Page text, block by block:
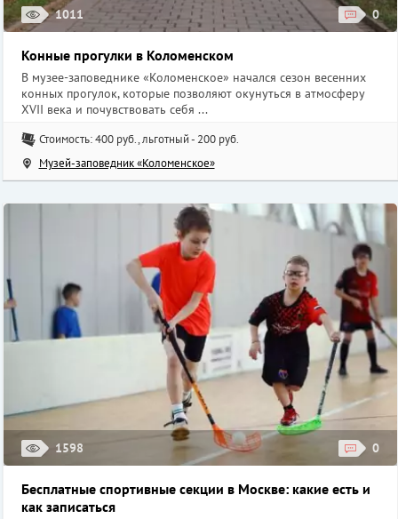
1011 0
Конные прогулки в Коломенском
В музее-заповеднике «Коломенское» начался сезон весенних
конных прогулок, которые позволяют окунуться в атмосферу
XVII века и почувствовать себя ...
Стоимость: 400 руб., льготный - 200 руб.
Музей-заповедник «Коломенское»
1598 0
Бесплатные спортивные секции в Москве: какие есть и
как записаться